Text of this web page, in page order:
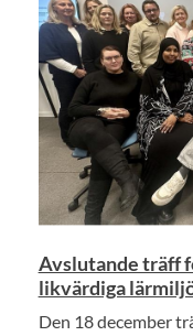
Avslutande träff
likvärdiga
Den 18 december